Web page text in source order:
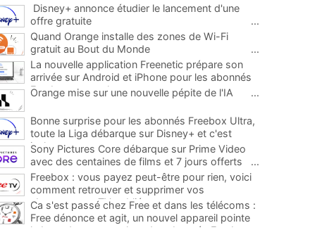
Disney+ annonce étudier le lancement d'une
offre gratuite
...
Quand Orange installe des zones de Wi-Fi
gratuit au Bout du Monde
...
La nouvelle application Freenetic prépare son
arrivée sur Android et iPhone pour les abonnés
Freebox, testez la
Orange mise sur une nouvelle pépite de l'IA ...
Bonne surprise pour les abonnés Freebox Ultra,
toute la Liga débarque sur Disney+ et c'est
inclus
Sony Pictures Core débarque sur Prime Video
avec des centaines de films et 7 jours offerts
...
Freebox : vous payez peut-être pour rien, voici
comment retrouver et supprimer vos
abonnements TV oubliés
...
Ca s'est passé chez Free et dans les télécoms :
Free dénonce et agit, un nouvel appareil pointe
le bout de son nez chez des abonnés Freebox...